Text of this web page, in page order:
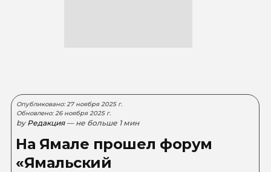
Опубликовано: 27 ноября 2025 г.
Обновлено: 26 ноября 2025 г.
by Редакция — не больше 1 мин
На Ямале прошел форум
«Ямальский